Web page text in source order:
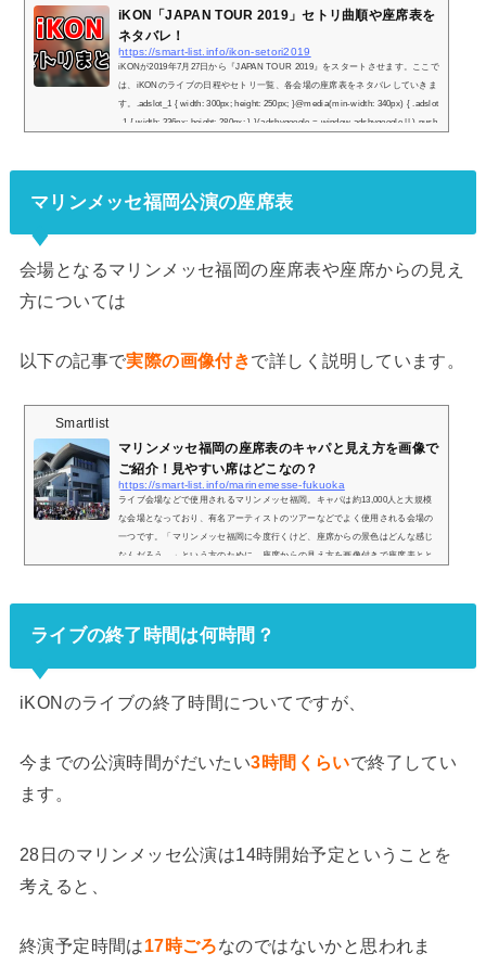
iKON「JAPAN TOUR 2019」セトリ曲順や座席表を
ネタバレ！
https://smart-list.info/ikon-setori2019
iKONが2019年7月27日から『JAPAN TOUR 2019』をスタートさせます。ここで
は、iKONのライブの日程やセトリ一覧、各会場の座席表をネタバレしていきま
す。.adslot_1 { width: 300px; height: 250px; }@media(min-width: 340px) { .adslot
_1 { width: 336px; height: 280px; } }(adsbygoogle = window.adsbygoogle || ).push
マリンメッセ福岡公演の座席表
会場となるマリンメッセ福岡の座席表や座席からの見え
方については
以下の記事で実際の画像付きで詳しく説明しています。
Smartlist
マリンメッセ福岡の座席表のキャパと見え方を画像で
ご紹介！見やすい席はどこなの？
https://smart-list.info/marinemesse-fukuoka
ライブ会場などで使用されるマリンメッセ福岡。キャパは約13,000人と大規模
な会場となっており、有名アーティストのツアーなどでよく使用される会場の
一つです。「マリンメッセ福岡に今度行くけど、座席からの景色はどんな感じ
なんだろう…」という方のために、座席からの見え方を画像付きで座席表とと
セ福岡の...
ライブの終了時間は何時間？
iKONのライブの終了時間についてですが、
今までの公演時間がだいたい3時間くらいで終了してい
ます。
28日のマリンメッセ公演は14時開始予定ということを
考えると、
終演予定時間は17時ごろなのではないかと思われま